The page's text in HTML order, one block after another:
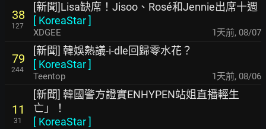
38
127
[新聞]Lisa缺席！Jisoo、Rosé和Jennie出席十週
[ KoreaStar]
XDGEE 1天前, 08/07
79
244
[新聞] 韓娛熱議-i-dle回歸零水花？
[ KoreaStar]
Teentop 1天前, 08/06
11
31
[新聞] 韓國警方證實ENHYPEN站姐直播輕生
亡」！
[ KoreaStar]